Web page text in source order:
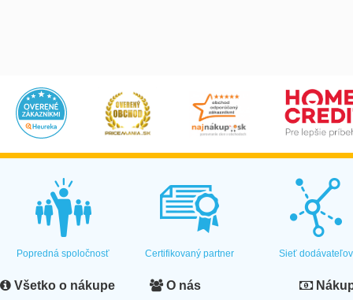
Popredná spoločnosť Certifikovaný partner Sieť dodávateľov
Všetko o nákupe O nás